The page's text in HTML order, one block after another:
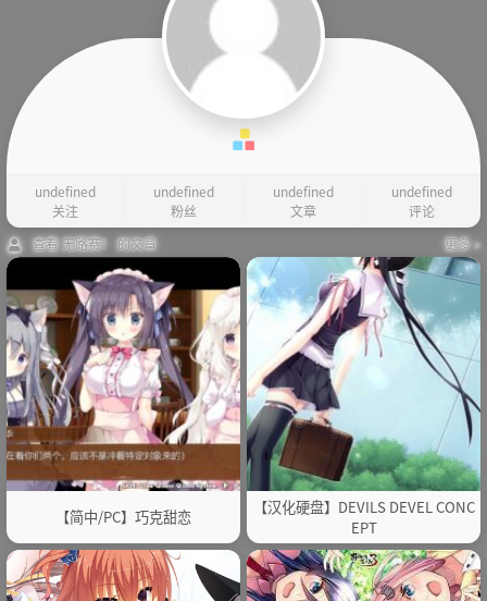
undefined
关注
undefined
粉丝
undefined
文章
undefined
评论
查看 无路赛！ 的文章
更多 »
【简中/PC】巧克甜恋
【汉化硬盘】DEVILS DEVEL CONC
EPT